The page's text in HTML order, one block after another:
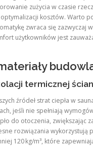
zużycia w czasie
kosztów. Warto
zwraca się zazwyczaj
użytkowników jest
termicznej
źródeł strat ciepła w
jeśli nie spełniają
do otoczenia, zwiększając
rozwiązania wykorzystują
120 kg/m³, które